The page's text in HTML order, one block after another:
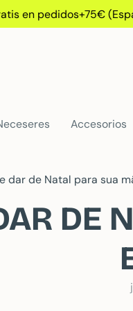
pedidos+75€ (España
Accesorios
dar de Natal para sua
DE